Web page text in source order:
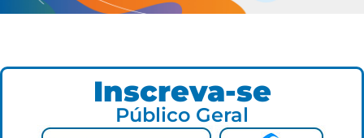
Inscreva-se
Público Geral